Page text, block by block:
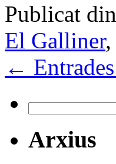
Publicat
El Galliner,
←
Arxius